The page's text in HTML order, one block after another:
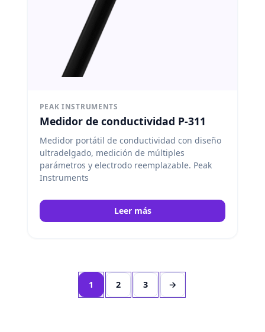
PEAK INSTRUMENTS
Medidor de conductividad P-311
Medidor portátil de conductividad con diseño
ultradelgado, medición de múltiples
parámetros y electrodo reemplazable. Peak
Instruments
Leer más
1 2 3 →